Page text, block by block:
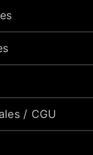
/ CGU